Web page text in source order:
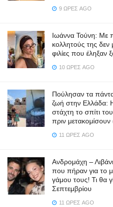
9 ΏΡΕΣ AGO
Ιωάννα Τούνη: Με
κολλητούς της δεν
φιλίες που έληξαν
10 ΏΡΕΣ AGO
Πούλησαν τα πάντα
ζωή στην Ελλάδα:
στάχτη το σπίτι
πριν
11 ΏΡΕΣ AGO
Ανδρομάχη –
που πήραν για το
γάμου τους! Τι θα
Σεπτεμβρίου
11 ΏΡΕΣ AGO